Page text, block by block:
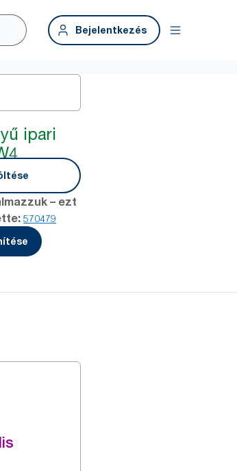
Bejelentkezés
ipari
– ezt
570479